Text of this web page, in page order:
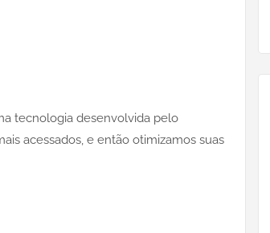
tecnologia desenvolvida pelo
acessados, e então otimizamos suas